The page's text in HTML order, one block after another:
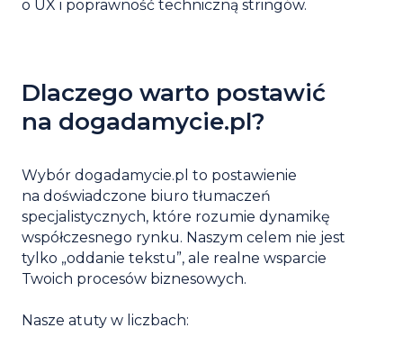
o UX i poprawność techniczną stringów.
Dlaczego warto postawić
na dogadamycie.pl?
Wybór dogadamycie.pl to postawienie
na doświadczone biuro tłumaczeń
specjalistycznych, które rozumie dynamikę
współczesnego rynku. Naszym celem nie jest
tylko „oddanie tekstu”, ale realne wsparcie
Twoich procesów biznesowych.
Nasze atuty w liczbach: